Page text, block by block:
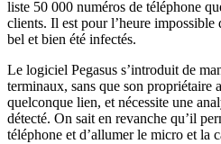
liste 50 000 numéros de téléphone
clients. Il est pour l’heure impossible
bel et bien été infectés.
Le logiciel Pegasus s’introduit de
terminaux, sans que son propriétaire
quelconque lien, et nécessite une
détecté. On sait en revanche qu’il
téléphone et d’allumer le micro et la